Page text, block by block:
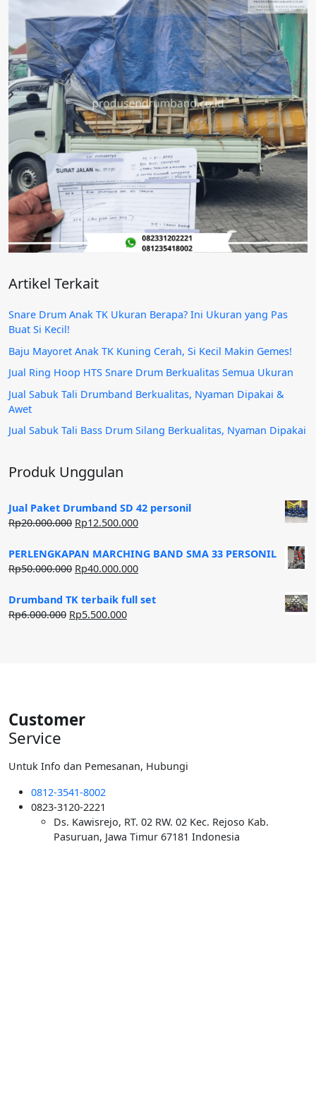
Artikel Terkait
Snare Drum Anak TK Ukuran Berapa? Ini Ukuran yang Pas
Buat Si Kecil!
Baju Mayoret Anak TK Kuning Cerah, Si Kecil Makin Gemes!
Jual Ring Hoop HTS Snare Drum Berkualitas Semua Ukuran
Jual Sabuk Tali Drumband Berkualitas, Nyaman Dipakai &
Awet
Jual Sabuk Tali Bass Drum Silang Berkualitas, Nyaman Dipakai
Produk Unggulan
Jual Paket Drumband SD 42 personil
Rp20.000.000 Harga
adalah:
Rp20.000.000.
Rp12.500.000Harga
ini
adalah:
PERLENGKAPAN MARCHING BAND SMA 33 PERSONIL
Rp50.000.000 Harga
adalah:
Rp50.000.000.
Rp40.000.000Harga
ini
Drumband TK terbaik full set
Rp6.000.000 Harga
Rp5.500.000Harga
Customer
Service
Untuk Info dan Pemesanan, Hubungi
0812-3541-8002
0823-3120-2221
Ds. Kawisrejo, RT. 02 RW. 02 Kec. Rejoso Kab.
Pasuruan, Jawa Timur 67181 Indonesia